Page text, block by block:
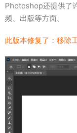
Photoshop还提供了
频、出版等方面。
此版本修复了：移除